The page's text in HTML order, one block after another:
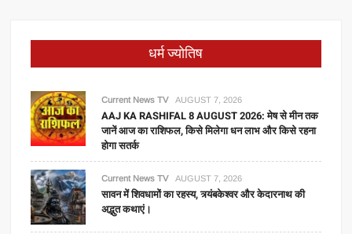
धर्म ज्योतिष
Current News TV AUGUST 7, 2026
AAJ KA RASHIFAL 8 AUGUST 2026: मेष से मीन तक
जानें आज का राशिफल, किसे मिलेगा धन लाभ और किसे रहना
होगा सतर्क
Current News TV AUGUST 7, 2026
सावन में शिवधामों का रहस्य, त्र्यंबकेश्वर और केदारनाथ की
अद्भुत कथाएं।